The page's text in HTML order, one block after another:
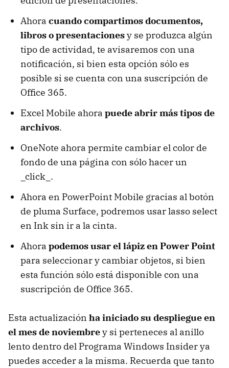
Ahora cuando compartimos documentos,
libros o presentacionesy se produzca algún
tipo de actividad, te avisaremos con una
notificación, si bien esta opción sólo es
posible si se cuenta con una suscripción de
Office 365.
Excel Mobile ahora puede abrir más tipos de
archivos.
OneNote ahora permite cambiar el color de
fondo de una página con sólo hacer un
_click_.
Ahora en PowerPoint Mobile gracias al botón
de pluma Surface, podremos usar lasso select
en Ink sin ir a la cinta.
Ahora podemos usar el lápiz en Power Point
para seleccionar y cambiar objetos, si bien
esta función sólo está disponible con una
suscripción de Office 365.
Esta actualización ha iniciado su despliegue en
el mes de noviembrey si perteneces al anillo
lento dentro del Programa Windows Insider ya
puedes acceder a la misma. Recuerda que tanto